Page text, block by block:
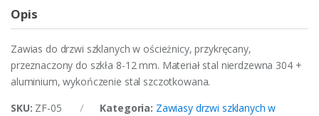
Opis
Zawias do drzwi szklanych w ościeżnicy, przykręcany,
przeznaczony do szkła 8-12 mm. Materiał stal nierdzewna 304 +
aluminium, wykończenie stal szczotkowana.
SKU: ZF-05 Kategoria: Zawiasy drzwi szklanych w